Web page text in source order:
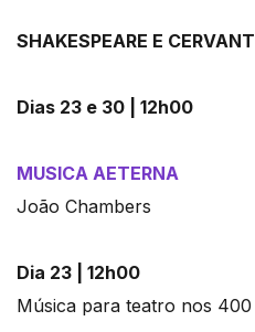
SHAKESPEARE E
Dias 23 e 30 | 12h00
MUSICA AETERNA
João Chambers
Dia 23 | 12h00
Música para teatro nos